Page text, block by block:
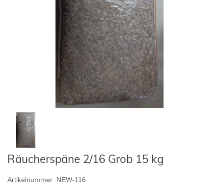
Räucherspäne 2/16 Grob 15 kg
Artikelnummer: NEW-116